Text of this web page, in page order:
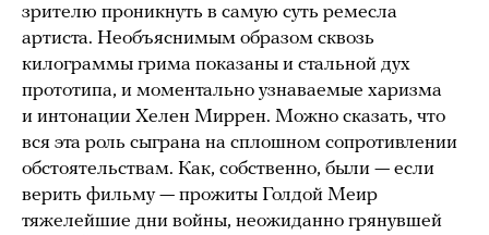
зрителю проникнуть в самую суть ремесла
артиста. Необъяснимым образом сквозь
килограммы грима показаны и стальной дух
прототипа, и моментально узнаваемые харизма
и интонации Хелен Миррен. Можно сказать, что
вся эта роль сыграна на сплошном сопротивлении
обстоятельствам. Как, собственно, были — если
верить фильму — прожиты Голдой Меир
тяжелейшие дни войны, неожиданно грянувшей